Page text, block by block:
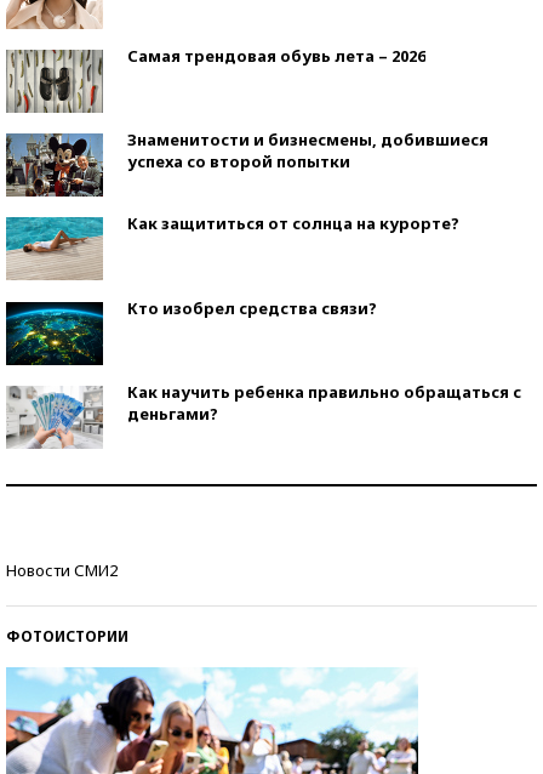
Самая трендовая обувь лета – 2026
Знаменитости и бизнесмены, добившиеся
успеха со второй попытки
Как защититься от солнца на курорте?
Кто изобрел средства связи?
Как научить ребенка правильно обращаться с
деньгами?
Новости СМИ2
ФОТОИСТОРИИ